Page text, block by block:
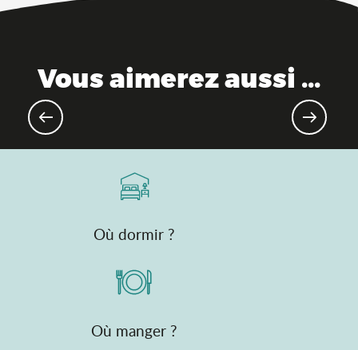
Vous aimerez aussi ...
Où dormir ?
Où manger ?